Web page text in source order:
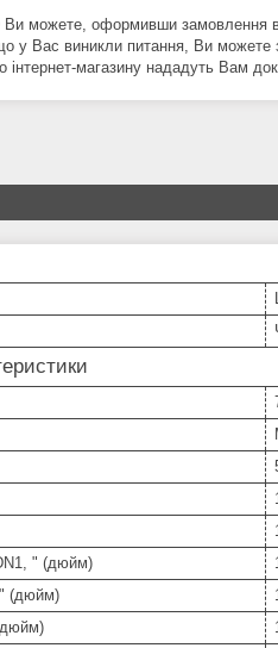
Ви можете, оформивши замовлення
у Вас виникли питання, Ви
інтернет-магазину нададуть Вам
" (дюйм)
" (дюйм)
1